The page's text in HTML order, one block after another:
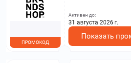
ПРОМОКОД
Активен до:
31 августа 2026 г.
Показать